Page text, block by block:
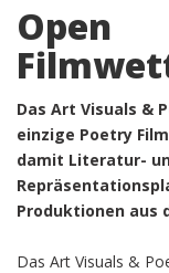
Das Art Visuals &
einzige Poetry
damit Literatur-
Produktionen aus
Das Art Visuals &